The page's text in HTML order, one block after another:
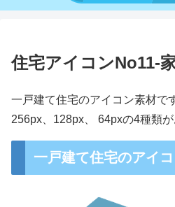
住宅アイコンNo11-
一戸建て住宅のアイコン素材で
256px、128px、 64pxの4種類が
一戸建て住宅のアイ